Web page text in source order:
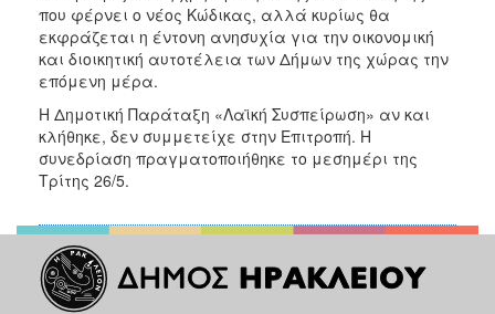
που φέρνει ο νέος Κώδικας, αλλά κυρίως θα
εκφράζεται η έντονη ανησυχία για την οικονομική
και διοικητική αυτοτέλεια των Δήμων της χώρας την
επόμενη μέρα.
Η Δημοτική Παράταξη «Λαϊκή Συσπείρωση» αν και
κλήθηκε, δεν συμμετείχε στην Επιτροπή. Η
συνεδρίαση πραγματοποιήθηκε το μεσημέρι της
Τρίτης 26/5.